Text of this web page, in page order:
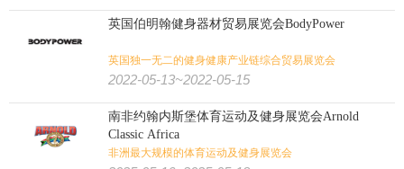
英国伯明翰健身器材贸易展览会BodyPower
英国独一无二的健身健康产业链综合贸易展览会
2022-05-13~2022-05-15
南非约翰内斯堡体育运动及健身展览会Arnold
Classic Africa
非洲最大规模的体育运动及健身展览会